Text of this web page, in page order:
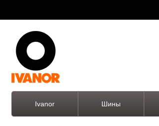
Ivanor Шины